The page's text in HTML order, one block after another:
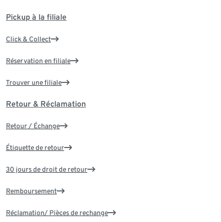
Pickup à la filiale
Click & Collect
Réservation en filiale
Trouver une filiale
Retour & Réclamation
Retour / Échange
Étiquette de retour
30 jours de droit de retour
Remboursement
Réclamation/ Pièces de rechange